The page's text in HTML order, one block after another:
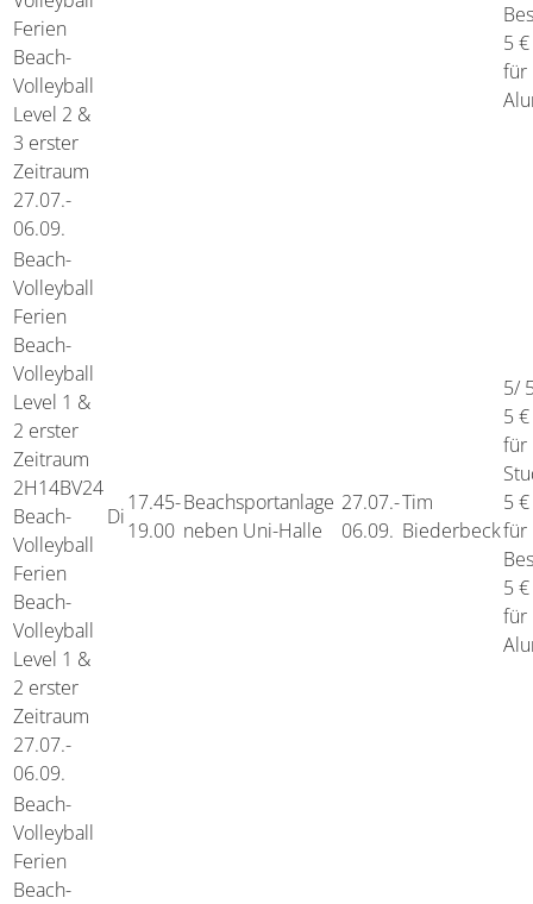
Ferien
Beach-
Volleyball
Level 2 &
3 erster
Zeitraum
27.07.-
06.09.
5 €
für
Beach-
Volleyball
Ferien
Beach-
Volleyball
Level 1 &
2 erster
Zeitraum
2H14BV24
Beach-
Volleyball
Ferien
Beach-
Volleyball
Level 1 &
2 erster
Zeitraum
27.07.-
06.09.
Di
17.45-
19.00
Beachsportanlage
neben Uni-Halle
27.07.-
06.09.
Tim
Biederbeck
5/
5 €
für
5 €
für
5 €
für
Beach-
Volleyball
Ferien
Beach-